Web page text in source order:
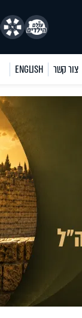
צור קשר ENGLISH